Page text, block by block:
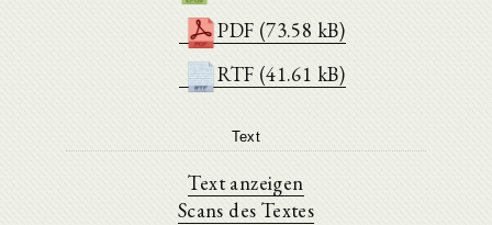
PDF (73.58 kB)
RTF (41.61 kB)
Text
Text anzeigen
Scans des Textes